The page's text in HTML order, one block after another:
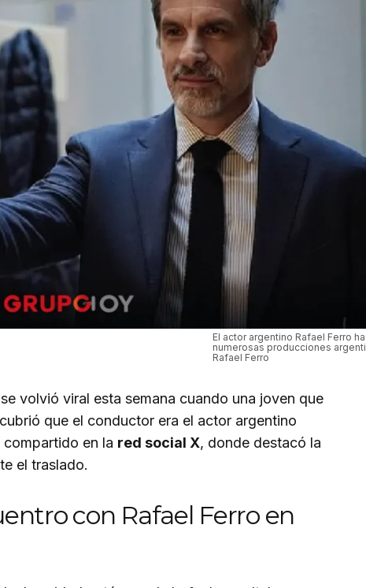
El actor argentino Rafael Ferro
numerosas producciones
Rafael Ferro
se volvió viral esta semana cuando una joven que
que el conductor era el actor argentino
en la red social X, donde destacó la
el traslado.
con Rafael Ferro en